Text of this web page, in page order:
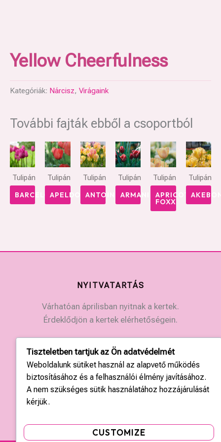
Yellow Cheerfulness
Kategóriák: Nárcisz, Virágaink
További fajták ebből a csoportból
Tulipán
BARCELONA
Tulipán
APELDOORN
Tulipán
ANTOINETTE
Tulipán
ARMANI
Tulipán
APRICOT
FOXX
Tulipán
NYITVATARTÁS
Várhatóan áprilisban nyitnak a kertek.
Érdeklődjön a kertek elérhetőségein.
KAPCSOLAT
Országos központ: +36 20 428 3010
kapcsolat@tulipgarden.hu
Tiszteletben tartjuk az Ön adatvédelmét
Weboldalunk sütiket használ az alapvető működés
biztosításához és a felhasználói élmény javításához.
A nem szükséges sütik használatához hozzájárulását
kérjük.
CUSTOMIZE